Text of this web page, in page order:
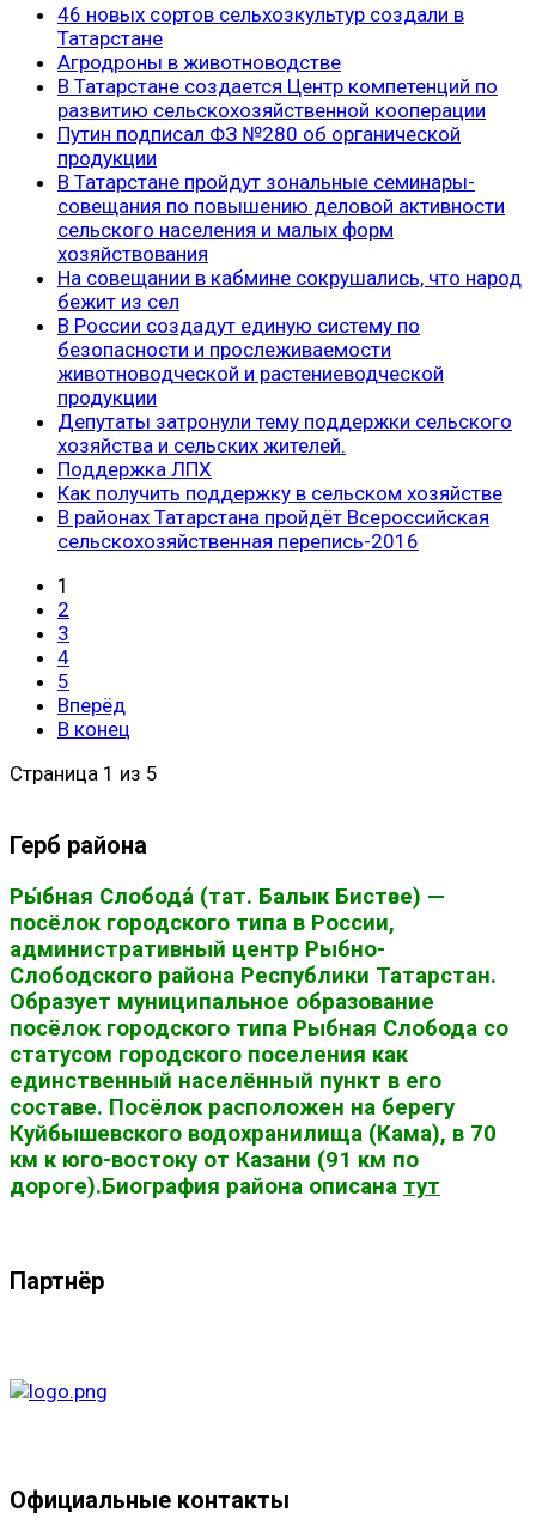
46 новых сортов сельхозкультур создали в
Татарстане
Агродроны в животноводстве
В Татарстане создается Центр компетенций по
развитию сельскохозяйственной кооперации
Путин подписал ФЗ №280 об органической
продукции
В Татарстане пройдут зональные семинары-
совещания по повышению деловой активности
сельского населения и малых форм
хозяйствования
На совещании в кабмине сокрушались, что народ
бежит из сел
В России создадут единую систему по
безопасности и прослеживаемости
животноводческой и растениеводческой
продукции
Депутаты затронули тему поддержки сельского
хозяйства и сельских жителей.
Поддержка ЛПХ
Как получить поддержку в сельском хозяйстве
В районах Татарстана пройдёт Всероссийская
сельскохозяйственная перепись-2016
1
2
3
4
5
Вперёд
В конец
Страница 1 из 5
Герб района
Ры́бная Слобода́ (тат. Балык Бистәсе) —
посёлок городского типа в России,
административный центр Рыбно-
Слободского района Республики Татарстан.
Образует муниципальное образование
посёлок городского типа Рыбная Слобода со
статусом городского поселения как
единственный населённый пункт в его
составе. Посёлок расположен на берегу
Куйбышевского водохранилища (Кама), в 70
км к юго-востоку от Казани (91 км по
дороге).Биография района описана тут
Партнёр
Официальные контакты